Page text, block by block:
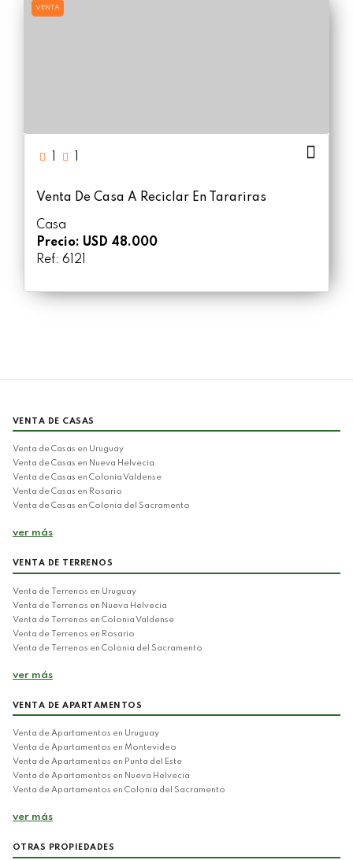
VENTA
Venta De Casa A Reciclar En Tarariras
Casa
Precio: USD 48.000
Ref: 6121
VENTA DE CASAS
Venta de Casas en Uruguay
Venta de Casas en Nueva Helvecia
Venta de Casas en Colonia Valdense
Venta de Casas en Rosario
Venta de Casas en Colonia del Sacramento
ver más
VENTA DE TERRENOS
Venta de Terrenos en Uruguay
Venta de Terrenos en Nueva Helvecia
Venta de Terrenos en Colonia Valdense
Venta de Terrenos en Rosario
Venta de Terrenos en Colonia del Sacramento
ver más
VENTA DE APARTAMENTOS
Venta de Apartamentos en Uruguay
Venta de Apartamentos en Montevideo
Venta de Apartamentos en Punta del Este
Venta de Apartamentos en Nueva Helvecia
Venta de Apartamentos en Colonia del Sacramento
ver más
OTRAS PROPIEDADES